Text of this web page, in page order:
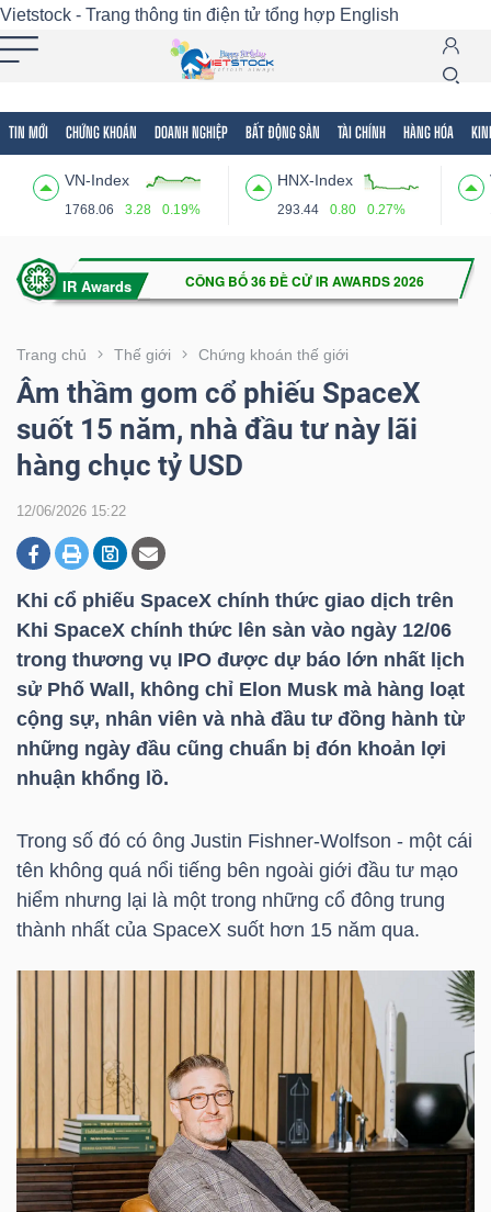
Vietstock - Trang thông tin điện tử tổng hợp English
TIN MỚI CHỨNG KHOÁN DOANH NGHIỆP BẤT ĐỘNG SẢN TÀI CHÍNH HÀNG HÓA
VN-Index
1768.06 3.28 0.19%
HNX-Index
293.44 0.80 0.27%
Trang chủ Thế giới Chứng khoán thế giới
Âm thầm gom cổ phiếu SpaceX
suốt 15 năm, nhà đầu tư này lãi
hàng chục tỷ USD
12/06/2026 15:22
Khi cổ phiếu SpaceX chính thức giao dịch trên
Khi SpaceX chính thức lên sàn vào ngày 12/06
trong thương vụ IPO được dự báo lớn nhất lịch
sử Phố Wall, không chỉ Elon Musk mà hàng loạt
cộng sự, nhân viên và nhà đầu tư đồng hành từ
những ngày đầu cũng chuẩn bị đón khoản lợi
nhuận khổng lồ.
Trong số đó có ông Justin Fishner-Wolfson - một cái
tên không quá nổi tiếng bên ngoài giới đầu tư mạo
hiểm nhưng lại là một trong những cổ đông trung
thành nhất của SpaceX suốt hơn 15 năm qua.
Tất cả Tính năng Ngành Mã chứng khoán
Tính
(-)
VIETSTOCK
CHỨNG
KHOÁN
DOANH
NGHIỆP
BẤT
ĐỘNG
SẢN
TÀI
CHÍNH
KINH
TẾ